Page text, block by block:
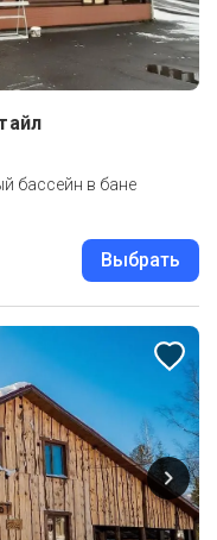
бассейн в бане
Выбрать